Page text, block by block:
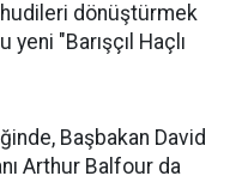
dönüştürmek
"Barışçıl Haçlı
Başbakan David
Arthur Balfour da